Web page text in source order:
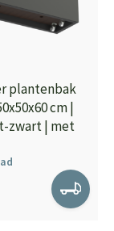
plantenbak
cm |
zwart | met